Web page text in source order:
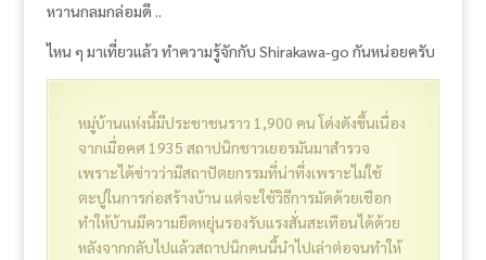
หวานกลมกล่อมดี ..
ไหน ๆ มาเที่ยวแล้ว ทำความรู้จักกับ Shirakawa-go กันหน่อยครับ
หมู่บ้านแห่งนี้มีประชาชนราว 1,900 คน โด่งดังขึ้นเนื่อง
จากเมื่อคศ 1935 สถาปนิกชาวเยอรมันมาสำรวจ
เพราะได้ข่าวว่ามีสถาปัตยกรรมที่น่าทึ่งเพราะไม่ใช้
ตะปูในการก่อสร้างบ้าน แต่จะใช้วิธีการมัดด้วยเชือก
ทำให้บ้านมีความยืดหยุ่นรองรับแรงสั่นสะเทือนได้ด้วย
หลังจากกลับไปแล้วสถาปนิกคนนี้นำไปเล่าต่อจนทำให้